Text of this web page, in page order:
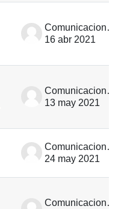
Comunicaciones | EUT
16 abr 2021
Comunicaciones | EUT
13 may 2021
Comunicaciones | EUT
24 may 2021
Comunicaciones | EUT